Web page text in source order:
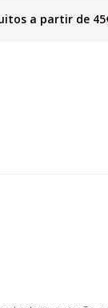
a partir de